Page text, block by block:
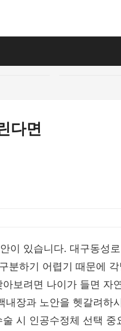
다면
이 있습니다. 대구동성
분하기 어렵기 때문에
보려면 나이가 들면 자
내장과 노안을 헷갈려하
시 인공수정체 선택 중